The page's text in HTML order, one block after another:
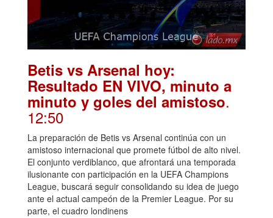
Betis vs Arsenal hoy:
Resultado EN VIVO, minuto a
minuto y goles del amistoso.
12:50
La preparación de Betis vs Arsenal continúa con un
amistoso internacional que promete fútbol de alto nivel.
El conjunto verdiblanco, que afrontará una temporada
ilusionante con participación en la UEFA Champions
League, buscará seguir consolidando su idea de juego
ante el actual campeón de la Premier League. Por su
parte, el cuadro londinens